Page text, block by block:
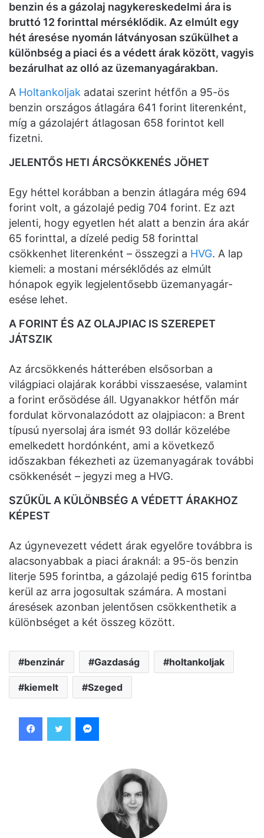
benzin és a gázolaj nagykereskedelmi ára is
bruttó 12 forinttal mérséklődik. Az elmúlt egy
hét áresése nyomán látványosan szűkülhet a
különbség a piaci és a védett árak között, vagyis
bezárulhat az olló az üzemanyagárakban.
A Holtankoljak adatai szerint hétfőn a 95-ös
benzin országos átlagára 641 forint literenként,
míg a gázolajért átlagosan 658 forintot kell
fizetni.
JELENTŐS HETI ÁRCSÖKKENÉS JÖHET
Egy héttel korábban a benzin átlagára még 694
forint volt, a gázolajé pedig 704 forint. Ez azt
jelenti, hogy egyetlen hét alatt a benzin ára akár
65 forinttal, a dízelé pedig 58 forinttal
csökkenhet literenként – összegzi a HVG. A lap
kiemeli: a mostani mérséklődés az elmúlt
hónapok egyik legjelentősebb üzemanyagár-
esése lehet.
A FORINT ÉS AZ OLAJPIAC IS SZEREPET
JÁTSZIK
Az árcsökkenés hátterében elsősorban a
világpiaci olajárak korábbi visszaesése, valamint
a forint erősödése áll. Ugyanakkor hétfőn már
fordulat körvonalazódott az olajpiacon: a Brent
típusú nyersolaj ára ismét 93 dollár közelébe
emelkedett hordónként, ami a következő
időszakban fékezheti az üzemanyagárak további
csökkenését – jegyzi meg a HVG.
SZŰKÜL A KÜLÖNBSÉG A VÉDETT ÁRAKHOZ
KÉPEST
Az úgynevezett védett árak egyelőre továbbra is
alacsonyabbak a piaci áraknál: a 95-ös benzin
literje 595 forintba, a gázolajé pedig 615 forintba
kerül az arra jogosultak számára. A mostani
áresések azonban jelentősen csökkenthetik a
különbséget a két összeg között.
benzinár Gazdaság holtankoljak
kiemelt Szeged